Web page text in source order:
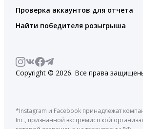
Проверка аккаунтов для отчета
Найти победителя розыгрыша
Copyright © 2026. Все права
*Instagram и Facebook принадлежат
Inc., признанной экстремистской